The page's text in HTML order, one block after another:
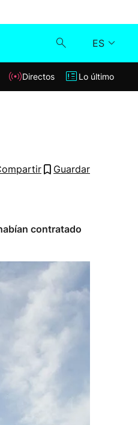
ES
Klisk
Directos Lo último
Guardar
contratado